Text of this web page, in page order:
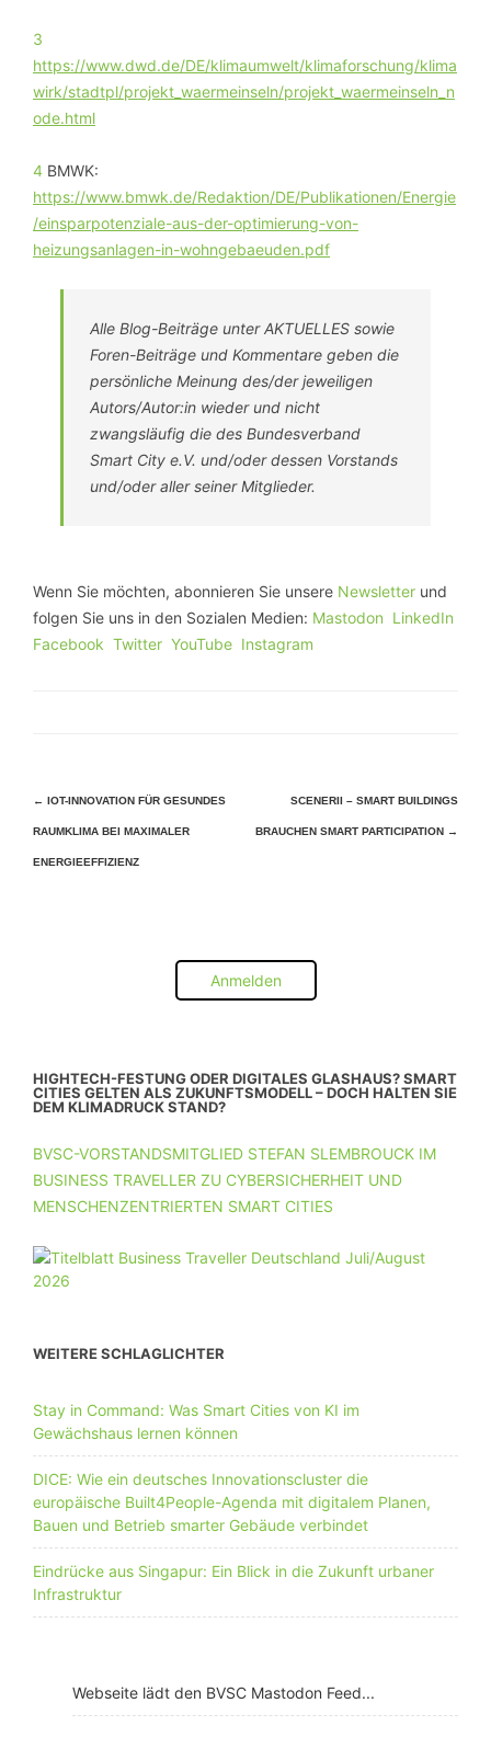
3
https://www.dwd.de/DE/klimaumwelt/klimaforschung/klima
wirk/stadtpl/projekt_waermeinseln/projekt_waermeinseln_n
ode.html
4 BMWK:
https://www.bmwk.de/Redaktion/DE/Publikationen/Energie
/einsparpotenziale-aus-der-optimierung-von-
heizungsanlagen-in-wohngebaeuden.pdf
Alle Blog-Beiträge unter AKTUELLES sowie
Foren-Beiträge und Kommentare geben die
persönliche Meinung des/der jeweiligen
Autors/Autor:in wieder und nicht
zwangsläufig die des Bundesverband
Smart City e.V. und/oder dessen Vorstands
und/oder aller seiner Mitglieder.
Wenn Sie möchten, abonnieren Sie unsere Newsletter und
folgen Sie uns in den Sozialen Medien: Mastodon LinkedIn
Facebook Twitter YouTube Instagram
Beitragsnavigation
← IOT-INNOVATION FÜR GESUNDES
RAUMKLIMA BEI MAXIMALER
ENERGIEEFFIZIENZ
SCENERII – SMART BUILDINGS
BRAUCHEN SMART PARTICIPATION →
Anmelden
HIGHTECH-FESTUNG ODER DIGITALES GLASHAUS? SMART
CITIES GELTEN ALS ZUKUNFTSMODELL – DOCH HALTEN SIE
DEM KLIMADRUCK STAND?
BVSC-VORSTANDSMITGLIED STEFAN SLEMBROUCK IM
BUSINESS TRAVELLER ZU CYBERSICHERHEIT UND
MENSCHENZENTRIERTEN SMART CITIES
WEITERE SCHLAGLICHTER
Stay in Command: Was Smart Cities von KI im
Gewächshaus lernen können
DICE: Wie ein deutsches Innovationscluster die
europäische Built4People-Agenda mit digitalem Planen,
Bauen und Betrieb smarter Gebäude verbindet
Eindrücke aus Singapur: Ein Blick in die Zukunft urbaner
Infrastruktur
Webseite lädt den BVSC Mastodon Feed...